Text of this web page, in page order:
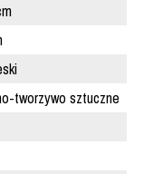
tworzywo sztuczne